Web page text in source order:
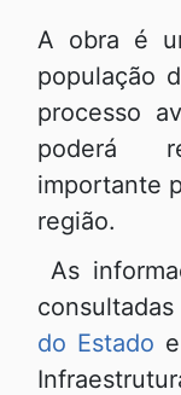
A obra é
população
processo
poderá
importante
região.
As
do Estado